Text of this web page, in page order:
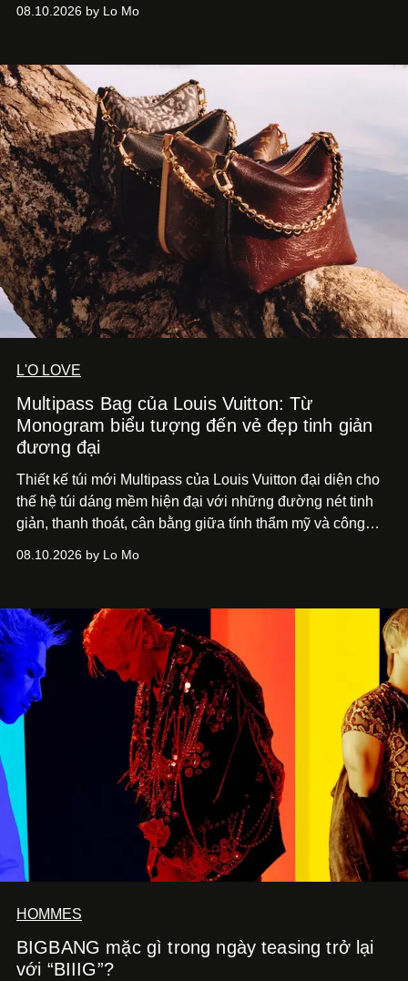
08.10.2026 by Lo Mo
L'O LOVE
Multipass Bag của Louis Vuitton: Từ
Monogram biểu tượng đến vẻ đẹp tinh giản
đương đại
Thiết kế túi mới Multipass của Louis Vuitton đại diện cho
thế hệ túi dáng mềm hiện đại với những đường nét tinh
giản, thanh thoát, cân bằng giữa tính thẩm mỹ và công
08.10.2026 by Lo Mo
HOMMES
BIGBANG mặc gì trong ngày teasing trở lại
với “BIIIG”?